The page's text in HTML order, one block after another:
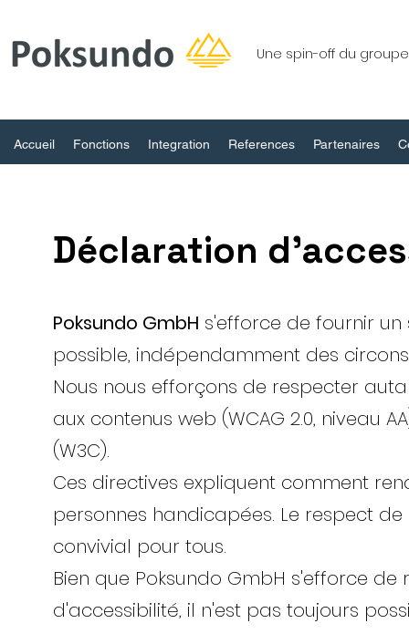
Une spin-off du
Accueil Fonctions Integration References Partenaires
Déclaration
Poksundo GmbH s'efforce de fournir
possible, indépendamment des
Nous nous efforçons de respecter
aux contenus web (WCAG 2.0, niveau
(W3C).
Ces directives expliquent comment
personnes handicapées. Le respect
convivial pour tous.
Bien que Poksundo GmbH s'efforce
d'accessibilité, il n'est pas toujours